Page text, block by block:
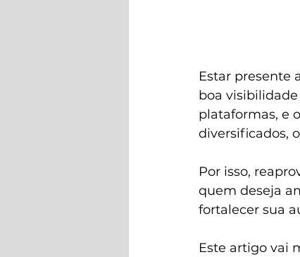
Estar presente
boa
plataformas, e
diversificados,
Por isso,
quem deseja
fortalecer sua
Este artigo vai